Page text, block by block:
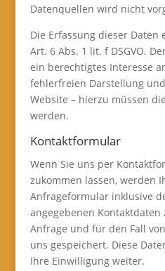
Datenquellen wird nicht
Die Erfassung dieser
Art. 6 Abs. 1 lit. f DSGVO.
ein berechtigtes Interesse
fehlerfreien Darstellung
Website – hierzu müssen
werden.
Kontaktformular
Wenn Sie uns per
zukommen lassen, werden
Anfrageformular inklusive
angegebenen
Anfrage und für den Fall
uns gespeichert. Diese
Ihre Einwilligung weiter.